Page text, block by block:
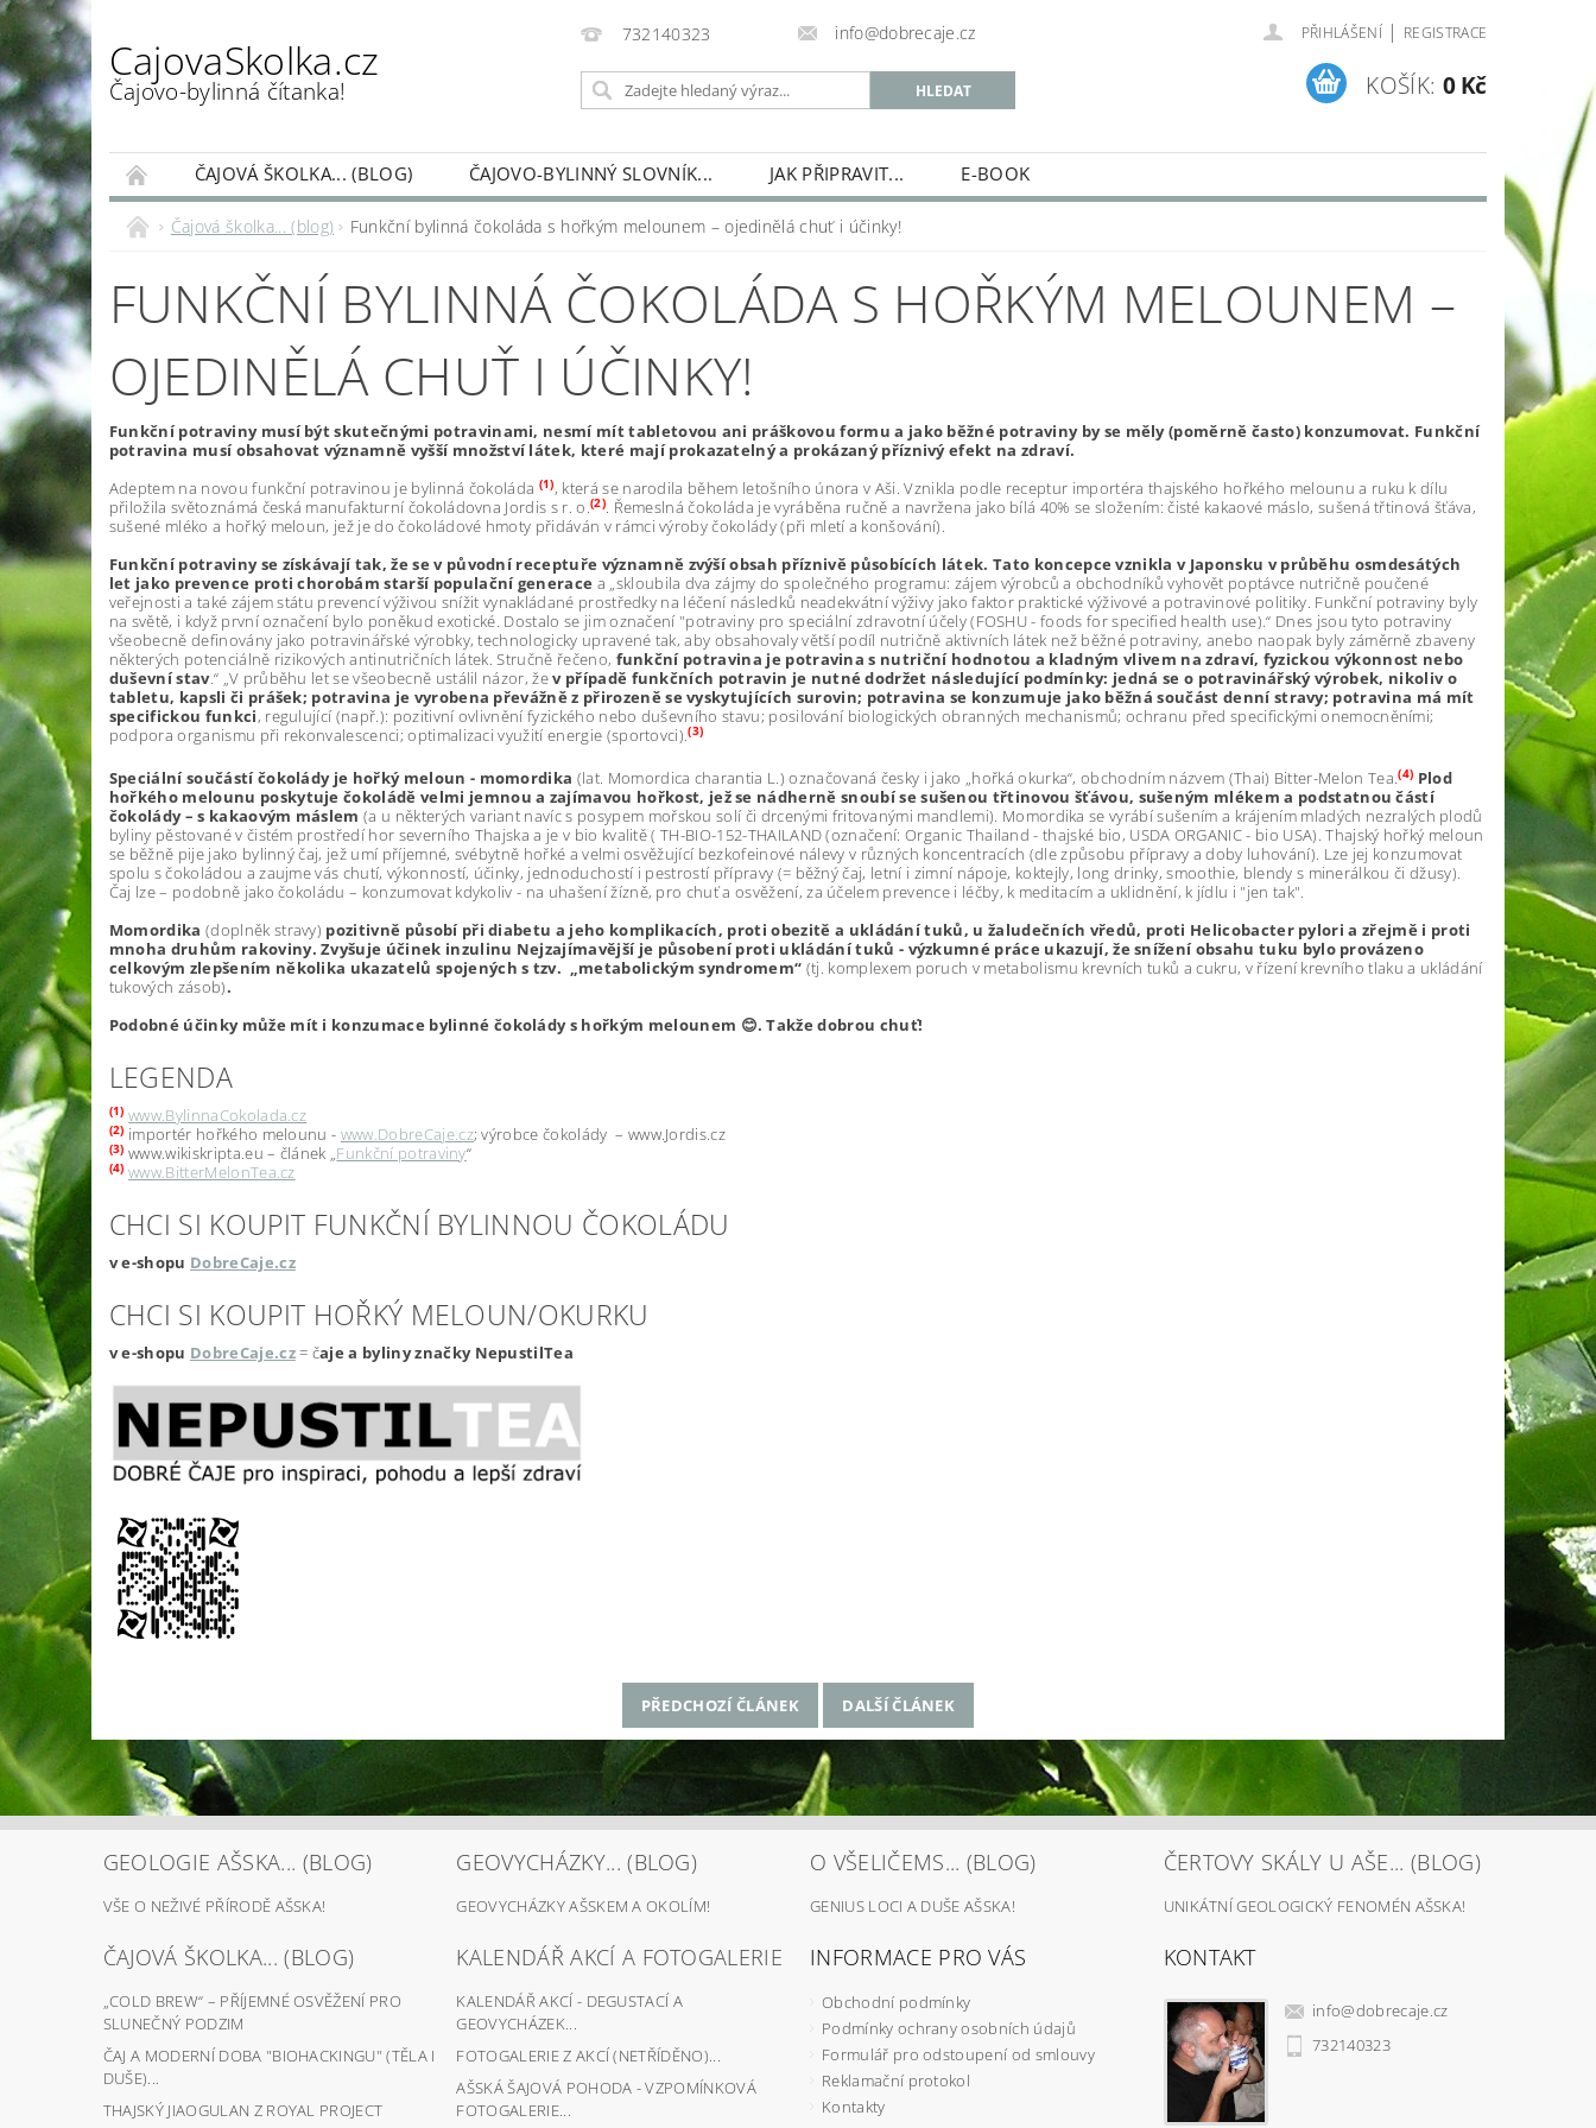
CajovaSkolka.cz
Čajovo-bylinná čítanka!
732140323 info@dobrecaje.cz PŘIHLÁŠENÍ | REGISTRACE
KOŠÍK: 0 Kč
ČAJOVÁ ŠKOLKA... (BLOG) ČAJOVO-BYLINNÝ SLOVNÍK... JAK PŘIPRAVIT...
E-BOOK
PŘÍSPĚVEK NA PROVOZ ČAJOVÉ ŠKOLKY
E-SHOP HISTORIE ČAJOVÉ ŠKOLKY...
Čajová školka... (blog) Funkční bylinná čokoláda s hořkým melounem – ojedinělá chuť i účinky!
FUNKČNÍ BYLINNÁ ČOKOLÁDA S HOŘKÝM MELOUNEM –
OJEDINĚLÁ CHUŤ I ÚČINKY!
Funkční potraviny musí být skutečnými potravinami, nesmí mít tabletovou ani práškovou formu a jako běžné potraviny by se měly (poměrně často) konzumovat. Funkční
potravina musí obsahovat významně vyšší množství látek, které mají prokazatelný a prokázaný příznivý efekt na zdraví.
Adeptem na novou funkční potravinou je bylinná čokoláda (1), která se narodila během letošního února v Aši. Vznikla podle receptur importéra thajského hořkého melounu a ruku k dílu
přiložila světoznámá česká manufakturní čokoládovna Jordis s r. o.(2). Řemeslná čokoláda je vyráběna ručně a navržena jako bílá 40% se složením: čisté kakaové máslo, sušená třtinová šťáva,
sušené mléko a hořký meloun, jež je do čokoládové hmoty přidáván v rámci výroby čokolády (při mletí a konšování).
Funkční potraviny se získávají tak, že se v původní receptuře významně zvýší obsah příznivě působících látek. Tato koncepce vznikla v Japonsku v průběhu osmdesátých
let jako prevence proti chorobám starší populační generace a „skloubila dva zájmy do společného programu: zájem výrobců a obchodníků vyhovět poptávce nutričně poučené
veřejnosti a také zájem státu prevencí výživou snížit vynakládané prostředky na léčení následků neadekvátní výživy jako faktor praktické výživové a potravinové politiky. Funkční potraviny byly
na světě, i když první označení bylo poněkud exotické. Dostalo se jim označení "potraviny pro speciální zdravotní účely (FOSHU - foods for specified health use).“ Dnes jsou tyto potraviny
všeobecně definovány jako potravinářské výrobky, technologicky upravené tak, aby obsahovaly větší podíl nutričně aktivních látek než běžné potraviny, anebo naopak byly záměrně zbaveny
některých potenciálně rizikových antinutričních látek. Stručně řečeno, funkční potravina je potravina s nutriční hodnotou a kladným vlivem na zdraví, fyzickou výkonnost nebo
duševní stav.“ „V průběhu let se všeobecně ustálil názor, žev případě funkčních potravin je nutné dodržet následující podmínky: jedná se o potravinářský výrobek, nikoliv o
tabletu, kapsli či prášek; potravina je vyrobena převážně z přirozeně se vyskytujících surovin; potravina se konzumuje jako běžná součást denní stravy; potravina má mít
specifickou funkci, regulující (např.): pozitivní ovlivnění fyzického nebo duševního stavu; posilování biologických obranných mechanismů; ochranu před specifickými onemocněními;
podpora organismu při rekonvalescenci; optimalizaci využití energie (sportovci).(3)
Speciální součástí čokolády je hořký meloun - momordika (lat. Momordica charantia L.) označovaná česky i jako „hořká okurka“, obchodním názvem (Thai) Bitter-Melon Tea.(4) Plod
hořkého melounu poskytuje čokoládě velmi jemnou a zajímavou hořkost, jež se nádherně snoubí se sušenou třtinovou šťávou, sušeným mlékem a podstatnou částí
čokolády – s kakaovým máslem(a u některých variant navíc s posypem mořskou solí či drcenými fritovanými mandlemi). Momordika se vyrábí sušením a krájením mladých nezralých plodů
byliny pěstované v čistém prostředí hor severního Thajska a je v bio kvalitě ( TH-BIO-152-THAILAND (označení: Organic Thailand - thajské bio, USDA ORGANIC - bio USA). Thajský hořký meloun
se běžně pije jako bylinný čaj, jež umí příjemné, svébytně hořké a velmi osvěžující bezkofeinové nálevy v různých koncentracích (dle způsobu přípravy a doby luhování). Lze jej konzumovat
spolu s čokoládou a zaujme vás chutí, výkonností, účinky, jednoduchostí i pestrostí přípravy (= běžný čaj, letní i zimní nápoje, koktejly, long drinky, smoothie, blendy s minerálkou či džusy).
Čaj lze – podobně jako čokoládu – konzumovat kdykoliv - na uhašení žízně, pro chuť a osvěžení, za účelem prevence i léčby, k meditacím a uklidnění, k jídlu i "jen tak".
Momordika (doplněk stravy) pozitivně působí při diabetu a jeho komplikacích, proti obezitě a ukládání tuků, u žaludečních vředů, proti Helicobacter pylori a zřejmě i proti
mnoha druhům rakoviny. Zvyšuje účinek inzulinu Nejzajímavější je působení proti ukládání tuků - výzkumné práce ukazují, že snížení obsahu tuku bylo provázeno
celkovým zlepšením několika ukazatelů spojených s tzv. „metabolickým syndromem“ (tj. komplexem poruch v metabolismu krevních tuků a cukru, v řízení krevního tlaku a ukládání
tukových zásob).
Podobné účinky může mít i konzumace bylinné čokolády s hořkým melounem 😊. Takže dobrou chuť!
LEGENDA
(1) www.BylinnaCokolada.cz
(2) importér hořkého melounu - www.DobreCaje.cz; výrobce čokolády – www.Jordis.cz
(3) www.wikiskripta.eu – článek „Funkční potraviny“
(4) www.BitterMelonTea.cz
CHCI SI KOUPIT FUNKČNÍ BYLINNOU ČOKOLÁDU
v e-shopu DobreCaje.cz
CHCI SI KOUPIT HOŘKÝ MELOUN/OKURKU
v e-shopu DobreCaje.cz= čaje a byliny značky NepustilTea
PŘEDCHOZÍ ČLÁNEK DALŠÍ ČLÁNEK
GEOLOGIE AŠSKA... (BLOG)
VŠE O NEŽIVÉ PŘÍRODĚ AŠSKA!
GEOVYCHÁZKY... (BLOG)
GEOVYCHÁZKY AŠSKEM A OKOLÍM!
O VŠELIČEMS... (BLOG)
GENIUS LOCI A DUŠE AŠSKA!
ČERTOVY SKÁLY U AŠE... (BLOG)
UNIKÁTNÍ GEOLOGICKÝ FENOMÉN AŠSKA!
ČAJOVÁ ŠKOLKA... (BLOG)
„COLD BREW“ – PŘÍJEMNÉ OSVĚŽENÍ PRO
SLUNEČNÝ PODZIM
ČAJ A MODERNÍ DOBA "BIOHACKINGU" (TĚLA I
DUŠE)...
THAJSKÝ JIAOGULAN Z ROYAL PROJECT
KALENDÁŘ AKCÍ A FOTOGALERIE
KALENDÁŘ AKCÍ - DEGUSTACÍ A
GEOVYCHÁZEK...
FOTOGALERIE Z AKCÍ (NETŘÍDĚNO)...
AŠSKÁ ŠAJOVÁ POHODA - VZPOMÍNKOVÁ
FOTOGALERIE...
INFORMACE PRO VÁS
Obchodní podmínky
Podmínky ochrany osobních údajů
Formulář pro odstoupení od smlouvy
Reklamační protokol
Kontakty
KONTAKT
info@dobrecaje.cz
732140323